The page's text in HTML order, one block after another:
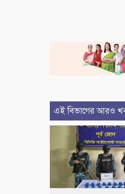
এই বিভাগের আরও